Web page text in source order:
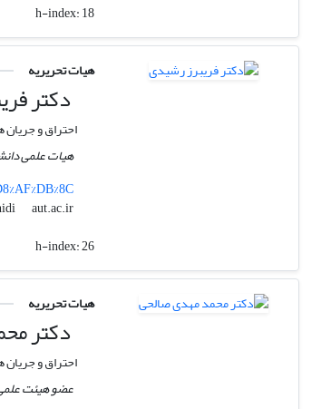
h-index:18
هیات تحریریه
دکتر
احتراق و
هیات علمی
rashidi
aut.ac.ir
h-index:26
هیات تحریریه
دکتر
احتراق و
عضو هیئت